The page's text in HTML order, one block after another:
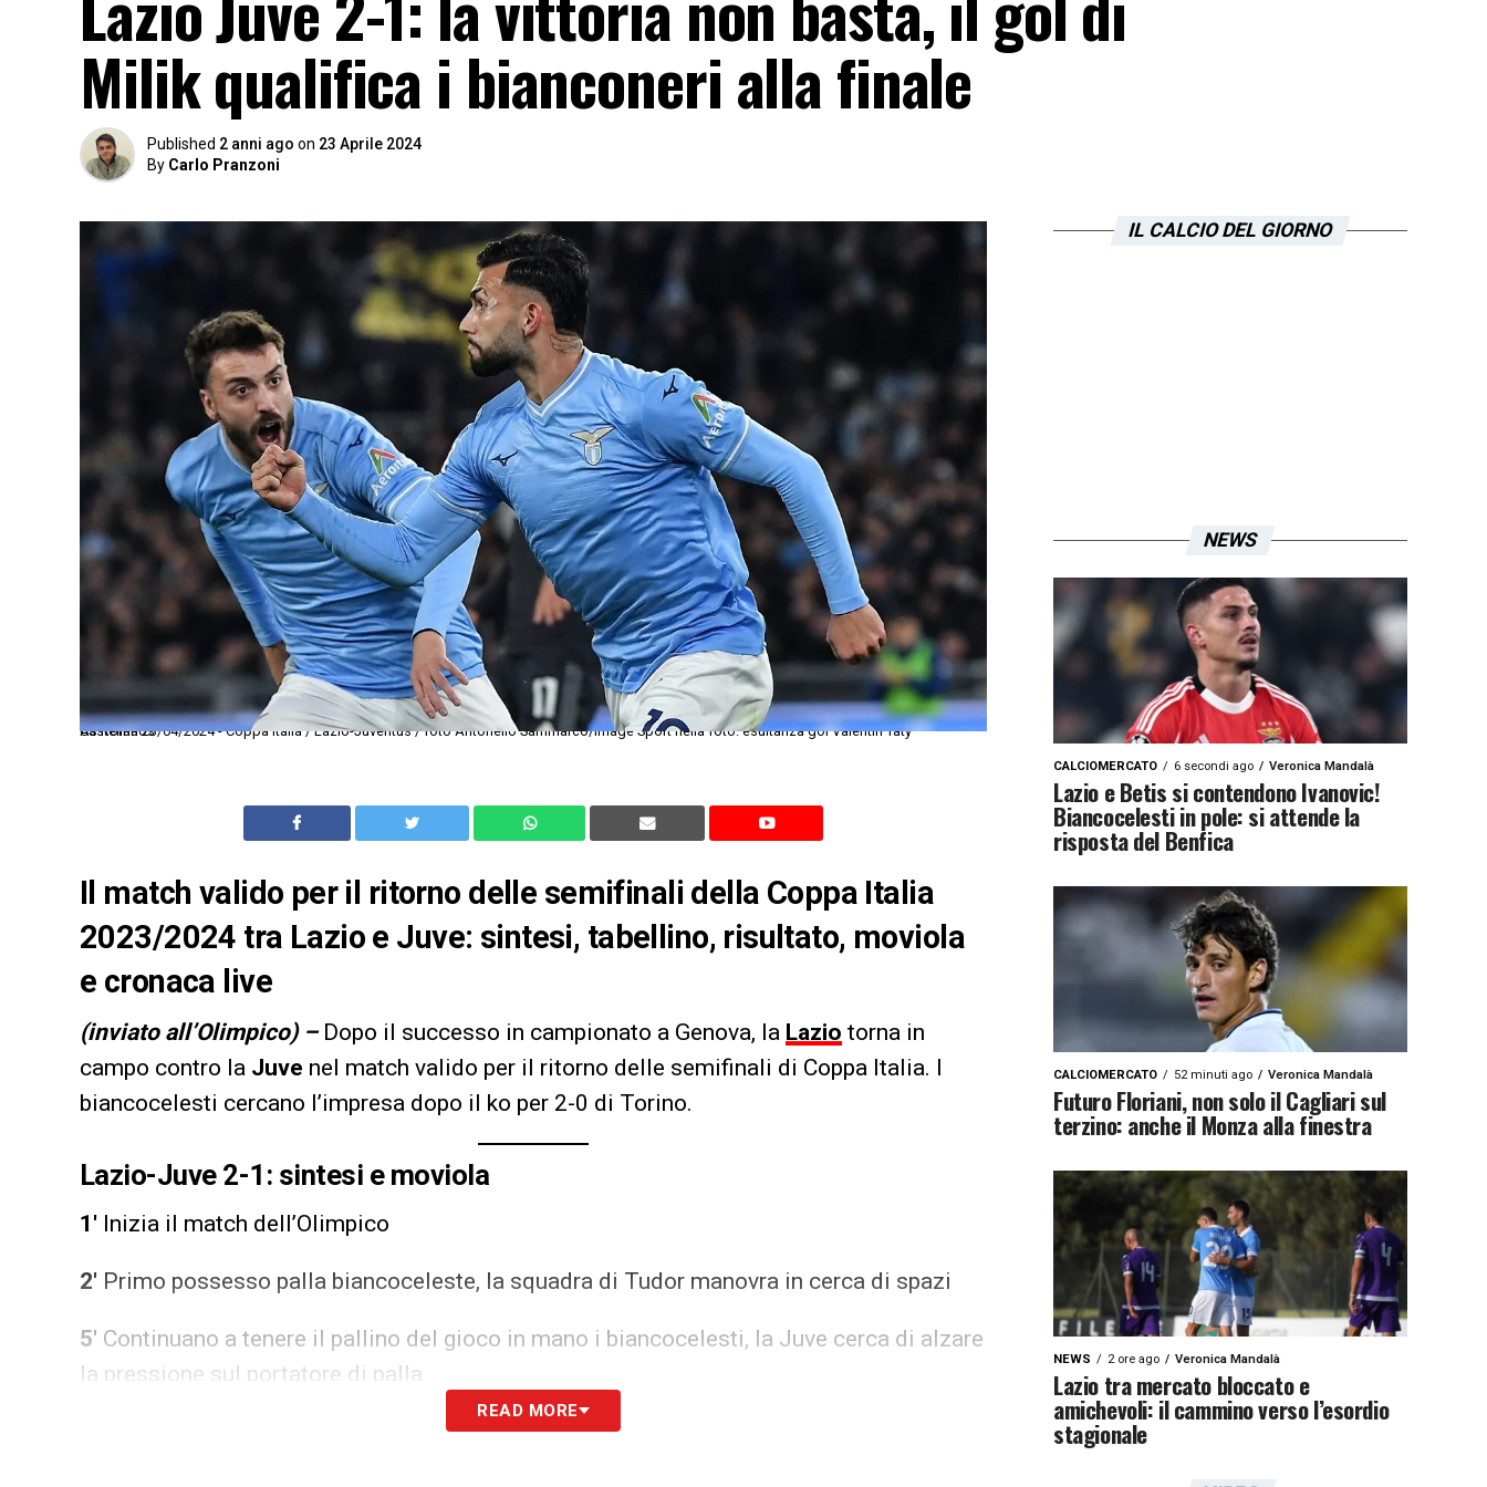
Milik qualifica i bianconeri alla finale
Published 2 anni ago on 23 Aprile 2024
By Carlo Pranzoni
As Roma 23/04/2024 - Coppa Italia / Lazio-Juventus / foto Antonello Sammarco/Image Sport nella foto: esultanza gol Valentin Taty Castellanos
Il match valido per il ritorno delle semifinali della Coppa Italia
2023/2024 tra Lazio e Juve: sintesi, tabellino, risultato, moviola
e cronaca live
(inviato all’Olimpico) – Dopo il successo in campionato a Genova, la Lazio torna in
campo contro la Juve nel match valido per il ritorno delle semifinali di Coppa Italia. I
biancocelesti cercano l’impresa dopo il ko per 2-0 di Torino.
Lazio-Juve 2-1: sintesi e moviola
1′ Inizia il match dell’Olimpico
2′ Primo possesso palla biancoceleste, la squadra di Tudor manovra in cerca di spazi
5′ Continuano a tenere il pallino del gioco in mano i biancocelesti, la Juve cerca di alzare
la pressione sul portatore di palla
Primo tentativo bianconero: Cambiaso in area raccoglie il pallone dopo il tiro di Chiesa
READ MORE
IL CALCIO DEL GIORNO
NEWS
CALCIOMERCATO 6 secondi ago Veronica Mandalà
Lazio e Betis si contendono Ivanovic!
Biancocelesti in pole: si attende la
risposta del Benfica
CALCIOMERCATO 52 minuti ago Veronica Mandalà
Futuro Floriani, non solo il Cagliari sul
terzino: anche il Monza alla finestra
NEWS 2 ore ago Veronica Mandalà
Lazio tra mercato bloccato e
amichevoli: il cammino verso l’esordio
stagionale